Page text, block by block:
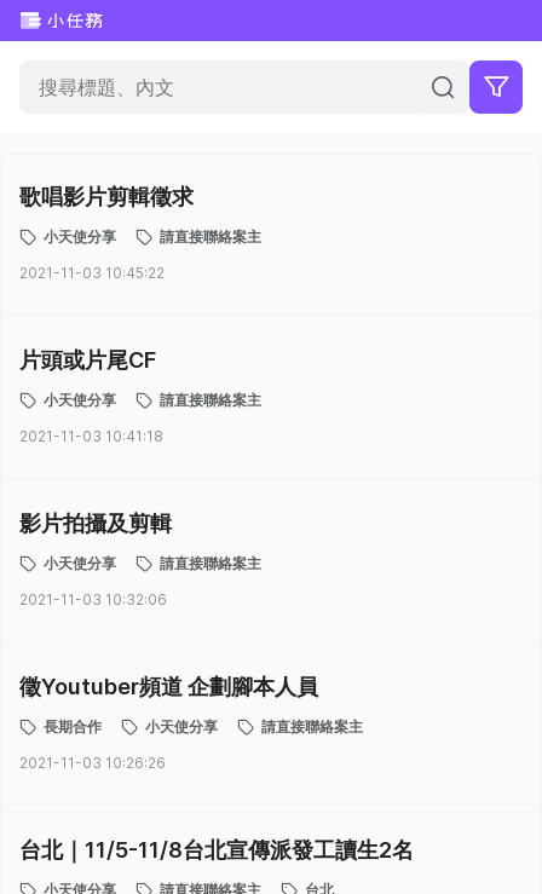
歌唱影片剪輯徵求
小天使分享
請直接聯絡案主
2021-11-03 10:45:22
片頭或片尾CF
小天使分享
請直接聯絡案主
2021-11-03 10:41:18
影片拍攝及剪輯
小天使分享
請直接聯絡案主
2021-11-03 10:32:06
徵Youtuber頻道 企劃腳本人員
長期合作 小天使分享
請直接聯絡案主
2021-11-03 10:26:26
台北｜11/5-11/8台北宣傳派發工讀生2名
小天使分享 請直接聯絡案主
台北